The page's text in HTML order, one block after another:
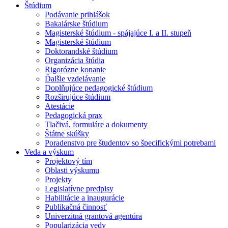
Štúdium
Podávanie prihlášok
Bakalárske štúdium
Magisterské štúdium - spájajúce I. a II. stupeň
Magisterské štúdium
Doktorandské štúdium
Organizácia štúdia
Rigorózne konanie
Ďalšie vzdelávanie
Doplňujúce pedagogické štúdium
Rozširujúce štúdium
Atestácie
Pedagogická prax
Tlačivá, formuláre a dokumenty
Štátne skúšky
Poradenstvo pre študentov so špecifickými potrebami
Veda a výskum
Projektový tím
Oblasti výskumu
Projekty
Legislatívne predpisy
Habilitácie a inaugurácie
Publikačná činnosť
Univerzitná grantová agentúra
Popularizácia vedy